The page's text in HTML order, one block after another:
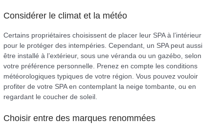
Considérer le climat et la météo
Certains propriétaires choisissent de placer leur SPA à l’intérieur
pour le protéger des intempéries. Cependant, un SPA peut aussi
être installé à l’extérieur, sous une véranda ou un gazébo, selon
votre préférence personnelle. Prenez en compte les conditions
météorologiques typiques de votre région. Vous pouvez vouloir
profiter de votre SPA en contemplant la neige tombante, ou en
regardant le coucher de soleil.
Choisir entre des marques renommées